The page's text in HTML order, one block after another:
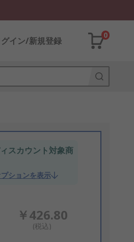
グイン/新規登録
0
スカウント対象商
ションを表示
￥426.80
(税込)